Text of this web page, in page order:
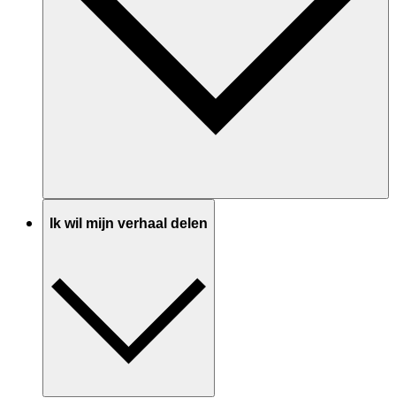
Ik wil mijn verhaal delen